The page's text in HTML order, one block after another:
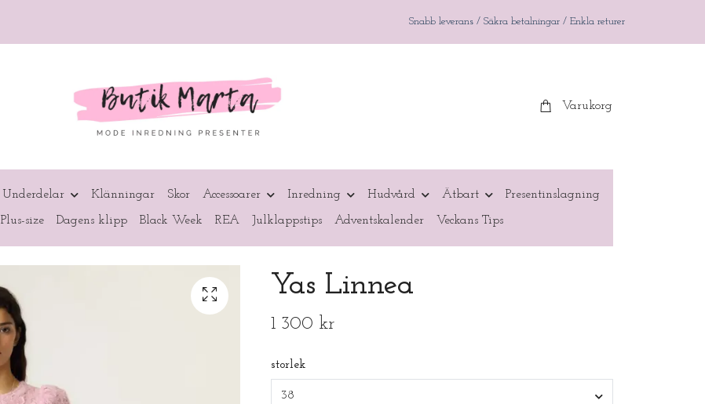
Snabb leverans / Säkra betalningar / Enkla returer
Varukorg
Underdelar Klänningar Skor Accessoarer Inredning Hudvård Ätbart Presentinslagning
Plus-size Dagens klipp Black Week REA Julklappstips Adventskalender Veckans Tips
Yas Linnea
1 300 kr
storlek
38